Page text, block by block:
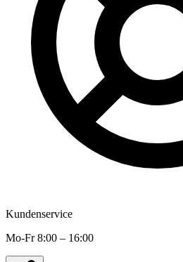
Kundenservice
Mo-Fr 8:00 – 16:00